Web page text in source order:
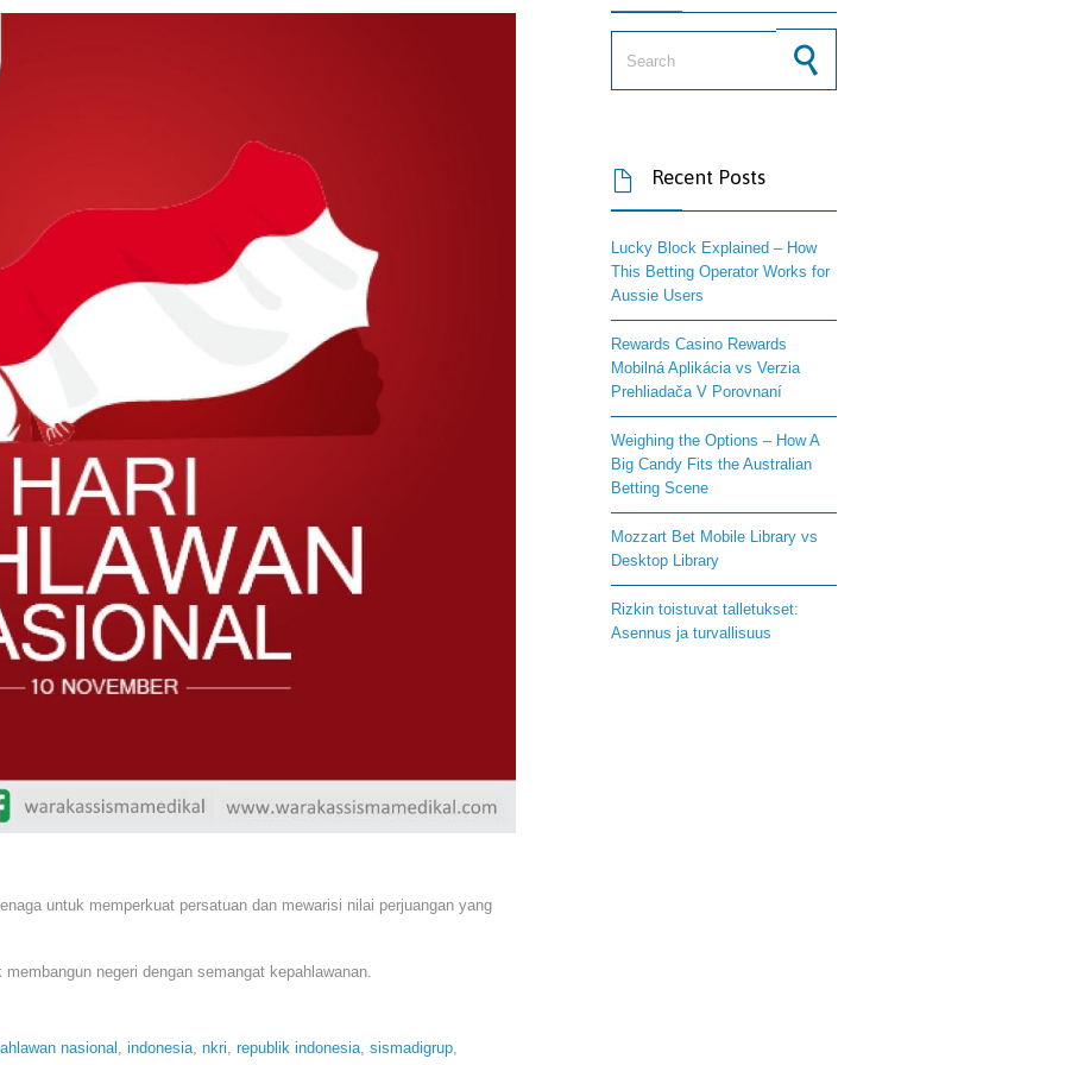
untuk memperkuat persatuan dan mewarisi nilai perjuangan yang
negeri dengan semangat kepahlawanan.
nasional indonesia nkri republik indonesia sismadigrup
 Recent Posts
Lucky Block Explained – How
This Betting Operator Works for
Aussie Users
Rewards Casino Rewards
Mobilná Aplikácia vs Verzia
Prehliadača V Porovnaní
Weighing the Options – How A
Big Candy Fits the Australian
Betting Scene
Mozzart Bet Mobile Library vs
Desktop Library
Rizkin toistuvat talletukset:
Asennus ja turvallisuus